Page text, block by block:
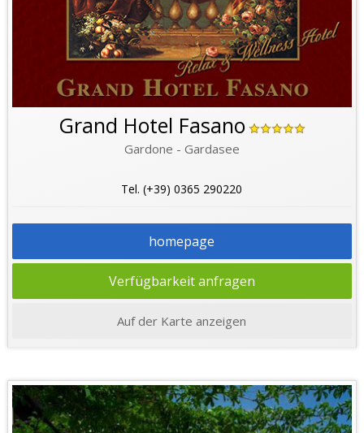
Grand Hotel Fasano
Gardone - Gardasee
Tel. (+39) 0365 290220
homepage
Verfügbarkeit anfragen
Auf der Karte anzeigen